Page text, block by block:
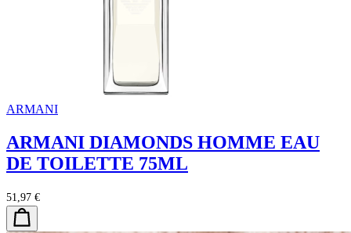
ARMANI
ARMANI DIAMONDS HOMME EAU
DE TOILETTE 75ML
51,97 €